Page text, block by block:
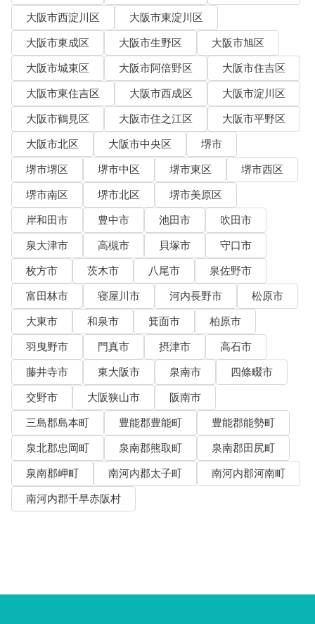
大阪市西淀川区
大阪市東淀川区
大阪市東成区
大阪市生野区
大阪市旭区
大阪市城東区
大阪市阿倍野区
大阪市住吉区
大阪市東住吉区
大阪市西成区
大阪市淀川区
大阪市鶴見区
大阪市住之江区
大阪市平野区
大阪市北区
大阪市中央区
堺市
堺市堺区
堺市中区 堺市東区
堺市西区
堺市南区
堺市北区
堺市美原区
岸和田市
豊中市 池田市
吹田市
泉大津市
高槻市 貝塚市
守口市
枚方市
茨木市 八尾市
泉佐野市
富田林市
寝屋川市 河内長野市
松原市
大東市
和泉市 箕面市
柏原市
羽曳野市
門真市 摂津市
高石市
藤井寺市
東大阪市 泉南市
四條畷市
交野市
大阪狭山市
阪南市
三島郡島本町
豊能郡豊能町
豊能郡能勢町
泉北郡忠岡町
泉南郡熊取町
泉南郡田尻町
泉南郡岬町
南河内郡太子町
南河内郡河南町
南河内郡千早赤阪村